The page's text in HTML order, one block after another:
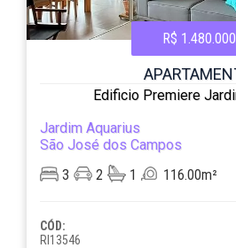
R$ 1.480.000
Edificio Premiere
Jardim Aquarius
São José dos Campos
3
2 1 116.00m²
CÓD:
RI13546